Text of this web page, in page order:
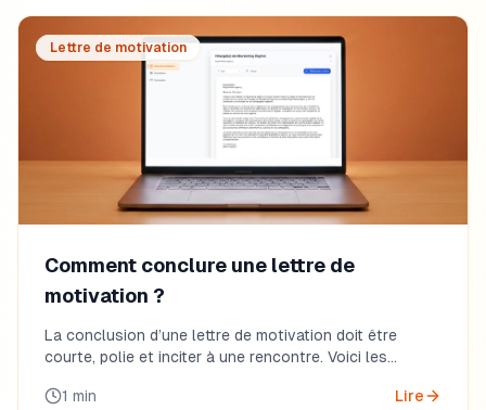
Lettre de motivation
Comment conclure une lettre de
motivation ?
La conclusion d’une lettre de motivation doit être
courte, polie et inciter à une rencontre. Voici les
1 min Lire